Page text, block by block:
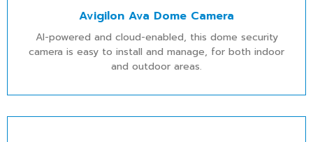
Avigilon Ava Dome Camera
AI-powered and cloud-enabled, this dome security
camera is easy to install and manage, for both indoor
and outdoor areas.